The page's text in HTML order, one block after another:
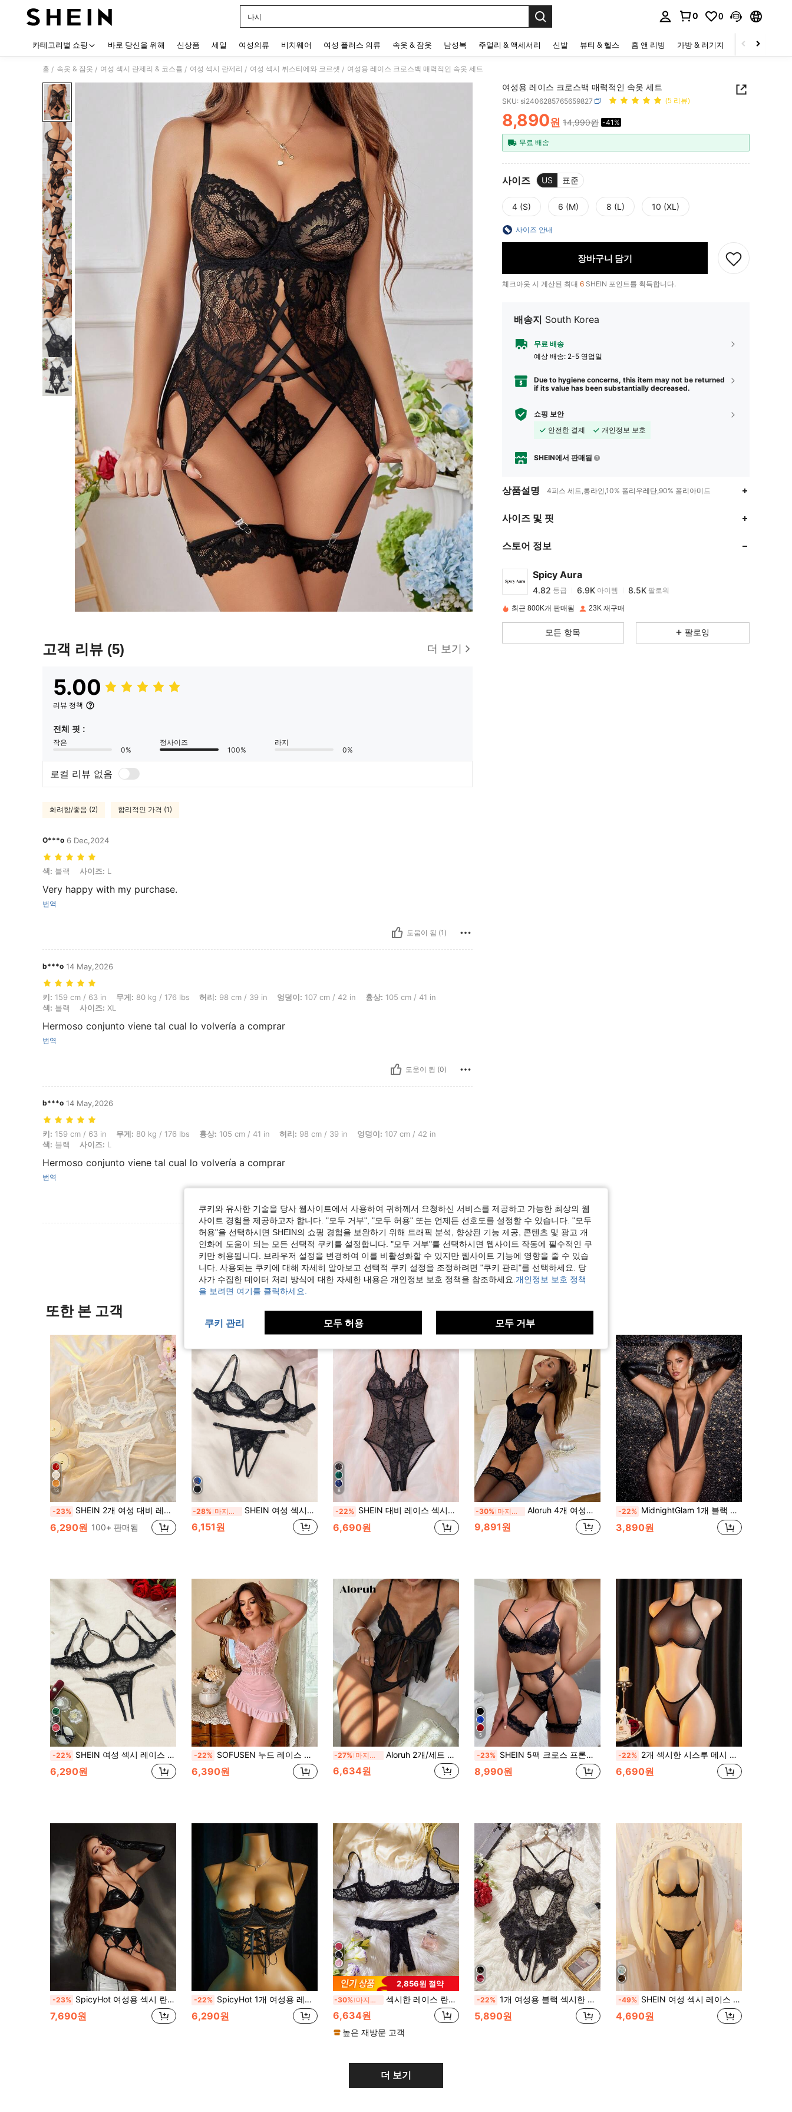
나시
0 0
카테고리별 쇼핑 바로 당신을 위해 신상품 세일 여성의류 비치웨어 여성 플러스 의류 속옷 & 잠옷 남성복 주얼리 & 액세서리 신발 뷰티 & 헬스 홈 앤 리빙 가방 & 러기지 스포츠 & 아웃
홈 / 속옷 & 잠옷 / 여성 섹시 란제리 & 코스튬 / 여성 섹시 란제리 / 여성 섹시 뷔스티에와 코르셋 / 여성용 레이스 크로스백 매력적인 속옷 세트
고객 리뷰 (5) 더 보기
5.00
리뷰 정책
전체 핏 :
작은
0%
정사이즈
100%
라지
0%
로컬 리뷰 없음
화려함/좋음 (2) 합리적인 가격 (1)
O***o 6 Dec,2024
색: 블랙, 사이즈: L
색: 블랙 사이즈: L
Very happy with my purchase.
번역
도움이 됨 (1)
b***o 14 May,2026
키: 159 cm / 63 in, 무게: 80 kg / 176 lbs, 허리: 98 cm / 39 in, 엉덩이: 107 cm / 42 in, 흉상: 105 cm / 41 in, 색: 블랙, 사이즈: XL
키: 159 cm / 63 in 무게: 80 kg / 176 lbs 허리: 98 cm / 39 in 엉덩이: 107 cm / 42 in 흉상: 105 cm / 41 in
색: 블랙 사이즈: XL
Hermoso conjunto viene tal cual lo volvería a comprar
번역
도움이 됨 (0)
b***o 14 May,2026
키: 159 cm / 63 in, 무게: 80 kg / 176 lbs, 흉상: 105 cm / 41 in, 허리: 98 cm / 39 in, 엉덩이: 107 cm / 42 in, 색: 블랙, 사이즈: L
키: 159 cm / 63 in 무게: 80 kg / 176 lbs 흉상: 105 cm / 41 in 허리: 98 cm / 39 in 엉덩이: 107 cm / 42 in
색: 블랙 사이즈: L
Hermoso conjunto viene tal cual lo volvería a comprar
번역
도움이 됨 (0)
리뷰 더 보기
여성용 레이스 크로스백 매력적인 속옷 세트
SKU: si2406285765659827 (5 리뷰)
PRICE AND AVAILABILITY
8,890원 14,990원 -41%
무료 배송
사이즈 US 표준
4 (S) 6 (M) 8 (L) 10 (XL)
사이즈 안내
장바구니 담기
체크아웃 시 계산된 최대 6 SHEIN 포인트를 획득합니다.
배송지 South Korea
무료 배송
예상 배송: 2-5 영업일
Due to hygiene concerns, this item may not be returned
if its value has been substantially decreased.
쇼핑 보안
안전한 결제
개인정보 보호
SHEIN에서 판매됨
상품설명 4피스 세트,롱라인,10% 폴리우레탄,90% 폴리아미드
사이즈 및 핏
스토어 정보
Spicy Aura
4.82
4.82
4.82 등급
k***0 이(가)하루 전에지불됨
최근 800K개 판매됨 23K 재구매
모든 항목 팔로잉
또한 본 고객
13
-23% SHEIN 2개 여성 대비 레이스 섹시 란제리 세트 (와이어 포함) 외출용
6,290원 100+ 판매됨
-28% 마지막 3일 SHEIN 여성 섹시한 할로우 아웃 레이스 브라와 끈 세트 란제리, 배디 룩
6,151원
8
-22% SHEIN 대비 레이스 섹시한 메쉬 여성용 바디수트 란제리, 외출용 1개
6,690원
-30% 마지막 3일 Aloruh 4개 여성용 섹시한 레이스 란제리 세트 (언더와이어 브라, G-스트링, 스타킹 1쌍 포함), 데이트 나이트
9,891원
-22% MidnightGlam 1개 블랙 섹시 바디수트, 여성용 섹시 란제리, 성인, 신혼여행, 핫, 데이트 나이트, 란제리, 레이스 섹시 란제리, 란제리 세트, 섹시 아웃핏
3,890원
4
-22% SHEIN 여성 섹시 레이스 홀로우 아웃 란제리 세트, 외출, 배디 룩
6,290원
-22% SOFUSEN 누드 레이스 캐미솔 나이트가운, 섹시한 레이스와 메쉬 패치워크 숄더 스트랩 디자인, 러플 헴, 침실 착용에 적합, 섹시한 란제리
6,390원
-27% 마지막 3일 Aloruh 2개/세트 여성용 보우노트 메시 캐미 란제리 세트 외출용
6,634원
5
-23% SHEIN 5팩 크로스 프론트 플로럴 레이스 가터 란제리 세트 (다리 링 1쌍 포함), 배디 룩
8,990원
-22% 2개 섹시한 시스루 메시 여성 란제리 세트 - 푸쉬업 브라 및 끈 팬티
6,690원
-23% SpicyHot 여성용 섹시 란제리 세트 3피스, 여성용 섹시 란제리, 성인, 신혼여행, 핫, 데이트 나이트, 란제리, 레이스 섹시 란제리, 란제리 세트, 섹시 아웃핏
7,690원
-22% SpicyHot 1개 여성용 레이스 섹시 브라렛, 여성용 섹시 란제리, 성인, 신혼여행, 핫, 데이트 나이트, 란제리, 레이스 섹시 란제리, 란제리 세트, 섹시한 의상
6,290원
2,856원 절약
-30% 마지막 3일 섹시한 레이스 란제리 세트, 매력적인 홀로우 아웃 디자인, 편안하고 피부에 잘 맞는 레이스 브라와 팬티 세트, 로맨틱한 여행과 판타지 밤에 적합
6,634원
높은 재방문 고객
-22% 1개 여성용 블랙 섹시한 오픈 크로치 레이스 바디수트, 백리스 쉬어 리본 바디스타킹, 가정 또는 비공개 파티에 적합, 섹시한 속옷
5,890원
-49% SHEIN 여성 섹시 레이스 시스루 언더와이어 브라 및 끈 팬티 세트
4,690원
더 보기
쿠키와 유사한 기술을 당사 웹사이트에서 사용하여 귀하께서 요청하신 서비스를 제공하고 가능한 최상의 웹
사이트 경험을 제공하고자 합니다. "모두 거부", "모두 허용" 또는 언제든 선호도를 설정할 수 있습니다. "모두
허용"을 선택하시면 SHEIN의 쇼핑 경험을 보완하기 위해 트래픽 분석, 향상된 기능 제공, 콘텐츠 및 광고 개
인화에 도움이 되는 모든 선택적 쿠키를 설정합니다. "모두 거부"를 선택하시면 웹사이트 작동에 필수적인 쿠
키만 허용됩니다. 브라우저 설정을 변경하여 이를 비활성화할 수 있지만 웹사이트 기능에 영향을 줄 수 있습
니다. 사용되는 쿠키에 대해 자세히 알아보고 선택적 쿠키 설정을 조정하려면 "쿠키 관리"를 선택하세요. 당
사가 수집한 데이터 처리 방식에 대한 자세한 내용은 개인정보 보호 정책을 참조하세요. 개인정보 보호 정책
을 보려면 여기를 클릭하세요.
쿠키 관리 모두 허용 모두 거부